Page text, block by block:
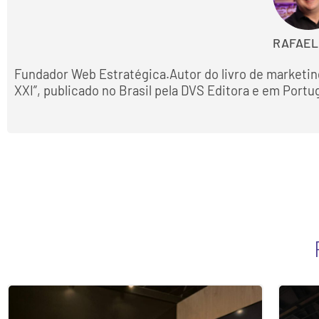
Fundador Web Estratégica.Autor do livro de
XXI”, publicado no Brasil pela DVS Editora e em